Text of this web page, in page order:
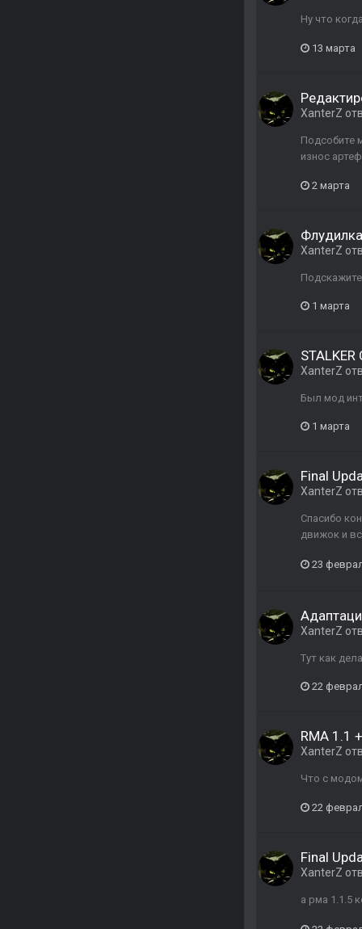
Ну что
13 марта
XanterZ
Подсобите
износ
2 марта
XanterZ
1 марта
XanterZ
Был мод
1 марта
Final
XanterZ
Спасибо
движок и
23
XanterZ
Тут как
22
RMA 1.1
XanterZ
Что с
22
Final
XanterZ
а рма 1.1.5